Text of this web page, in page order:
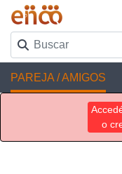
PAREJA / AMIGOS
o